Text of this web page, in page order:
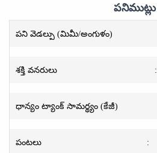
పనిముట్లు
పని వెడల్పు (మిమీ/అంగుళం)
శక్తి వనరులు :
ధాన్యం ట్యాంక్ సామర్థ్యం (కేజీ)
పంటలు :